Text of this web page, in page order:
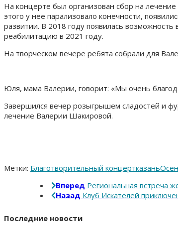
На концерте был организован сбор на
этого у нее парализовало конечности,
развитии. В 2018 году появилась
реабилитацию в 2021 году.
На творческом вечере ребята собрали для
Юля, мама Валерии, говорит: «Мы очень
Завершился вечер розыгрышем сладостей и
лечение Валерии Шакировой.
Метки: Благотворительный концертказань
Вперед Региональная встреча
Назад Клуб Искателей
Последние новости